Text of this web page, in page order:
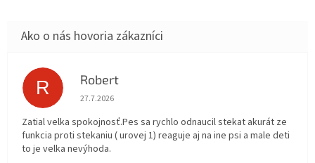
R Robert
Hodnotenie obchodu je 5 z 5 hviezdičiek.
27.7.2026
Zatial velka spokojnosť.Pes sa rychlo odnaucil stekat akurát ze
funkcia proti stekaniu ( urovej 1) reaguje aj na ine psi a male deti
to je velka nevýhoda.